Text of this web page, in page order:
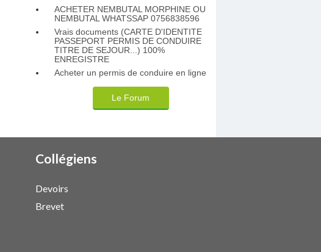
ACHETER NEMBUTAL MORPHINE OU
NEMBUTAL WHATSSAP 0756838596
Vrais documents (CARTE D'IDENTITE
PASSEPORT PERMIS DE CONDUIRE
TITRE DE SEJOUR...) 100%
ENREGISTRE
Acheter un permis de conduire en ligne
Le Forum
Collégiens
Devoirs
Brevet